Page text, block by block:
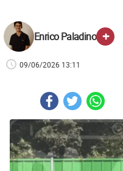
Enrico Paladino +
09/06/2026 13:11